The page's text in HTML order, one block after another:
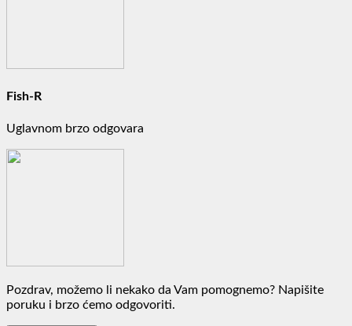
Fish-R
Uglavnom brzo odgovara
Pozdrav, možemo li nekako da Vam pomognemo? Napišite
poruku i brzo ćemo odgovoriti.